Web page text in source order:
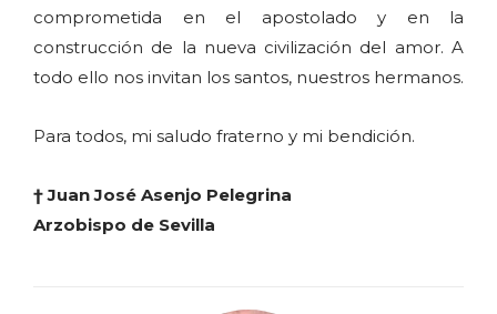
comprometida en el apostolado y en la
construcción de la nueva civilización del amor. A
todo ello nos invitan los santos, nuestros hermanos.
Para todos, mi saludo fraterno y mi bendición.
† Juan José Asenjo Pelegrina
Arzobispo de Sevilla